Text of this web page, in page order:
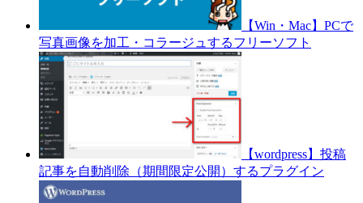
【Win・Mac】PCで
写真画像を加工・コラージュするフリーソフト
【wordpress】投稿
記事を自動削除（期間限定公開）するプラグイン